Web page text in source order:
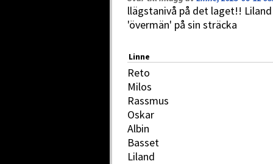
llägstanivå på det laget!!
'övermän' på sin sträcka
Linne
Reto
Milos
Rassmus
Oskar
Albin
Basset
Liland